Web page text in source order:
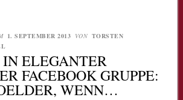
1. SEPTEMBER 2013 VON TORSTEN
ELEGANTER
FACEBOOK GRUPPE:
WENN…